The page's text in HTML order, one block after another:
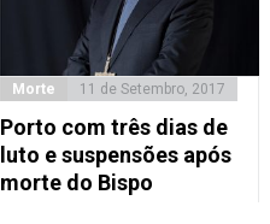
Morte 11 de Setembro, 2017
Porto com três dias de
luto e suspensões após
morte do Bispo